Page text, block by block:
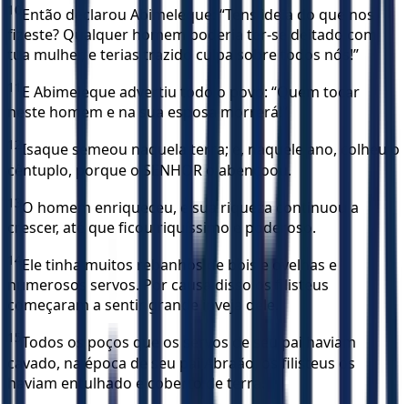
10 Então declarou Abimeleque: “Tens ideia do que nos
fizeste? Qualquer homem poderia ter-se deitado com
tua mulher, e terias trazido culpa sobre todos nós!”
11
E Abimeleque advertiu todo o povo: “Quem tocar
neste homem e na sua esposa morrerá!”
12 Isaque semeou naquela terra; e, naquele ano, colheu o
cêntuplo, porque o SENHOR o abençoou.
13 O homem enriqueceu, e sua riqueza continuou a
crescer, até que ficou riquíssimo e poderoso.
14 Ele tinha muitos rebanhos de bois e ovelhas e
numerosos servos. Por causa disso os filisteus
começaram a sentir grande inveja dele.
15 Todos os poços que os servos de seu pai haviam
cavado, na época de seu pai Abraão, os filisteus os
haviam entulhado e coberto de terra.